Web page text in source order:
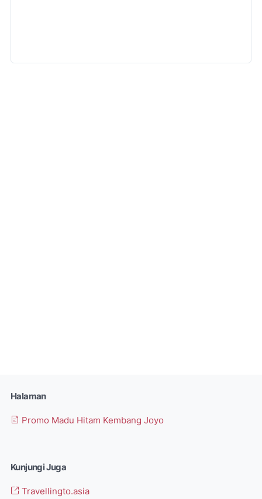
Halaman
Promo Madu Hitam Kembang Joyo
Kunjungi Juga
Travellingto.asia